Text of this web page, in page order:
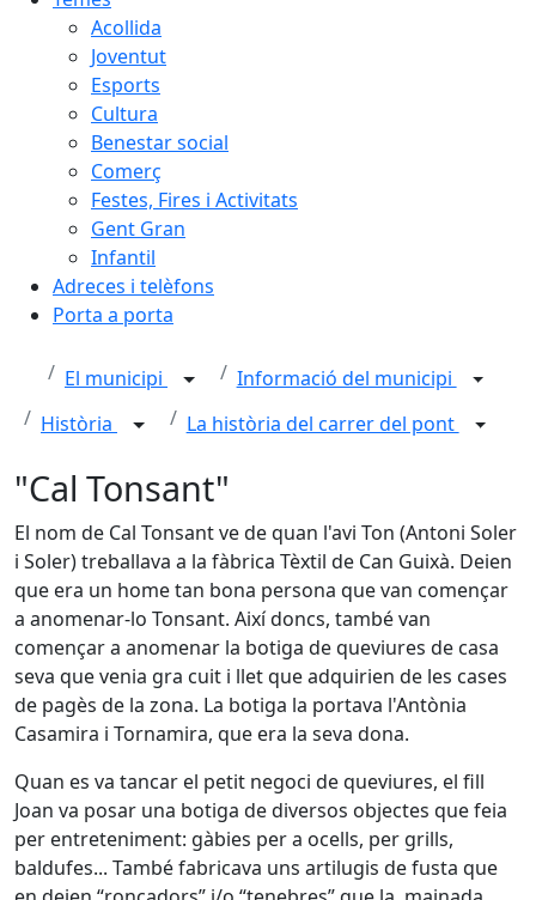
Acollida
Joventut
Esports
Cultura
Benestar social
Comerç
Festes, Fires i Activitats
Gent Gran
Infantil
Adreces i telèfons
Porta a porta
El municipi
Informació del municipi
Història
La història del carrer del pont
"Cal Tonsant"
El nom de Cal Tonsant ve de quan l'avi Ton (Antoni Soler
i Soler) treballava a la fàbrica Tèxtil de Can Guixà. Deien
que era un home tan bona persona que van començar
a anomenar-lo Tonsant. Així doncs, també van
començar a anomenar la botiga de queviures de casa
seva que venia gra cuit i llet que adquirien de les cases
de pagès de la zona. La botiga la portava l'Antònia
Casamira i Tornamira, que era la seva dona.
Quan es va tancar el petit negoci de queviures, el fill
Joan va posar una botiga de diversos objectes que feia
per entreteniment: gàbies per a ocells, per grills,
baldufes... També fabricava uns artilugis de fusta que